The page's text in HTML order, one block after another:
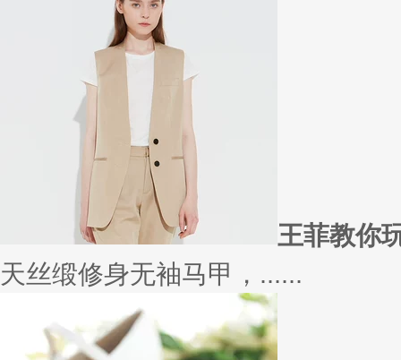
王菲教你
天丝缎修身无袖马甲，......